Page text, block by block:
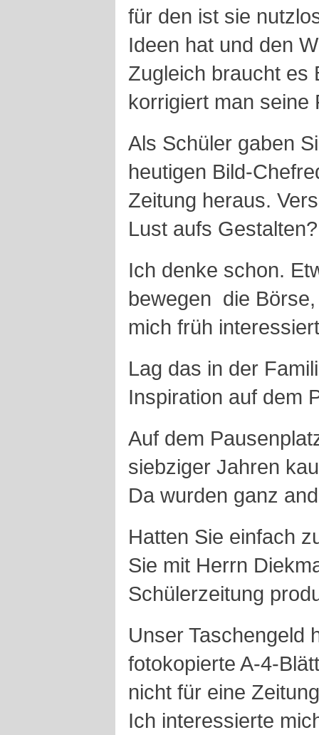
für den ist sie
Ideen hat und den
Zugleich braucht es
korrigiert man seine
Als Schüler gaben
heutigen Bild-
Zeitung heraus.
Lust aufs Gestalten?
Ich denke schon.
bewegen ­ die
mich früh
Lag das in der
Inspiration auf dem
Auf dem
siebziger Jahren
Da wurden ganz
Hatten Sie einfach
Sie mit Herrn
Schülerzeitung
Unser Taschengeld
fotokopierte A-4-
nicht für eine
Ich interessierte